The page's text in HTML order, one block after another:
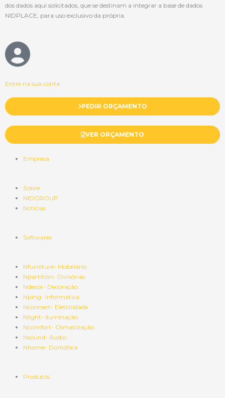
dos dados aqui solicitados, que se destinam a integrar a base de dados
NIDPLACE, para uso exclusivo da própria.
Entre na sua conta
PEDIR ORÇAMENTO
VER ORÇAMENTO
Empresa
Sobre
NIDGROUP
Notícias
Softwares
Nfurniture- Mobiliário
Npartition- Divisórias
Ndecor- Decoração
Nping- Informática
Nconnect- Eletricidade
Nlight- Iluminação
Ncomfort- Climatização
Nsound- Áudio
Nhome- Domótica
Produtos